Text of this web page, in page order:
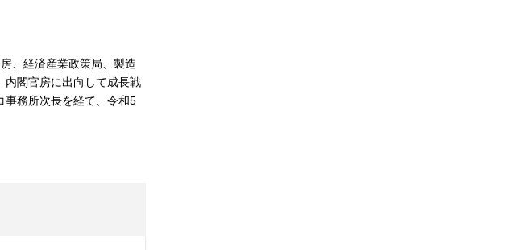
、経済産業政策局、製造
内閣官房に出向して成長戦
事務所次長を経て、令和5